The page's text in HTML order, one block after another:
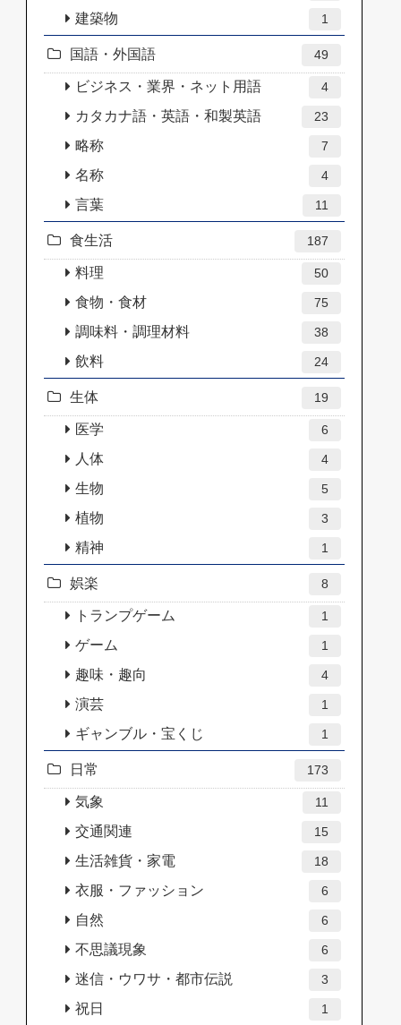
建築物 1
国語・外国語 49
ビジネス・業界・ネット用語 4
カタカナ語・英語・和製英語 23
略称 7
名称 4
言葉 11
食生活 187
料理 50
食物・食材 75
調味料・調理材料 38
飲料 24
生体 19
医学 6
人体 4
生物 5
植物 3
精神 1
娯楽 8
トランプゲーム 1
ゲーム 1
趣味・趣向 4
演芸 1
ギャンブル・宝くじ 1
日常 173
気象 11
交通関連 15
生活雑貨・家電 18
衣服・ファッション 6
自然 6
不思議現象 6
迷信・ウワサ・都市伝説 3
祝日 1